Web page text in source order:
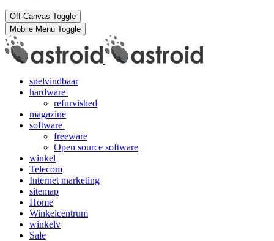
Off-Canvas Toggle
Mobile Menu Toggle
snelvindbaar
hardware
refurvished
magazine
software
freeware
Open source software
winkel
Telecom
Internet marketing
sitemap
Home
Winkelcentrum
winkelv
Sale